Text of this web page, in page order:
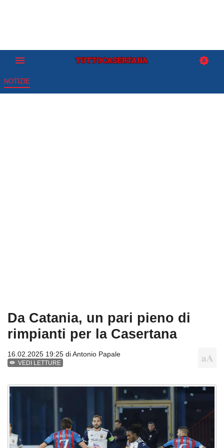
NOTIZIE
Da Catania, un pari pieno di
rimpianti per la Casertana
16.02.2025 19:25 diAntonio Papale
VEDI LETTURE